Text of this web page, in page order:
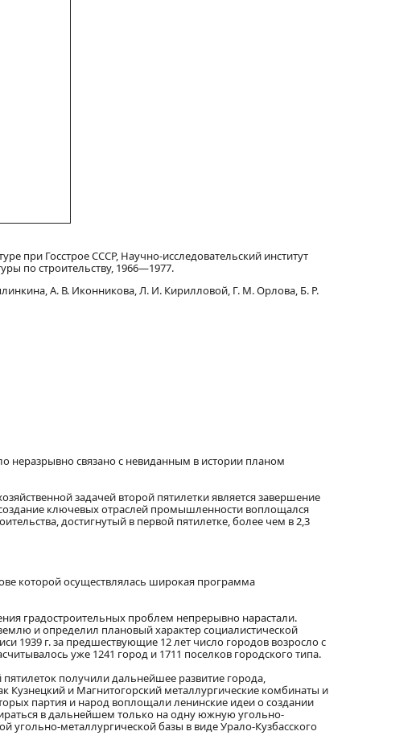
при Госстрое СССР, Научно-исследовательский институт
по строительству, 1966—1977.
А. В. Иконникова, Л. И. Кирилловой, Г. М. Орлова, Б. Р.
неразрывно связано с невиданным в истории планом
задачей второй пятилетки является завершение
ключевых отраслей промышленности воплощался
достигнутый в первой пятилетке, более чем в 2,3
которой осуществлялась широкая программа
градостроительных проблем непрерывно нарастали.
и определил плановый характер социалистической
1939 г. за предшествующие 12 лет число городов возросло с
уже 1241 город и 1711 поселков городского типа.
получили дальнейшее развитие города,
Кузнецкий и Магнитогорский металлургические комбинаты и
партия и народ воплощали ленинские идеи о создании
в дальнейшем только на одну южную угольно-
металлургической базы в виде Урало-Кузбасского